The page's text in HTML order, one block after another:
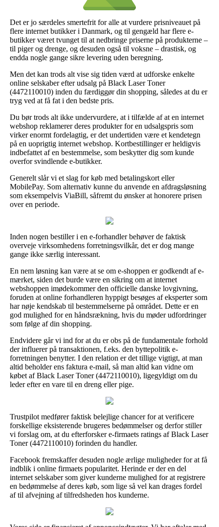
Det er jo særdeles smertefrit for alle at vurdere prisniveauet på
flere internet butikker i Danmark, og til gengæld har flere e-
butikker været tvunget til at nedbringe priserne på produkterne –
til piger og drenge, og desuden også til voksne – drastisk, og
endda nogle gange sikre levering uden beregning.
Men det kan trods alt vise sig tiden værd at udforske enkelte
online selskaber efter udsalg på Black Laser Toner
(4472110010) inden du færdiggør din shopping, således at du er
tryg ved at få fat i den bedste pris.
Du bør trods alt ikke undervurdere, at i tilfælde af at en internet
webshop reklamerer deres produkter for en udsalgspris som
virker enormt fordelagtig, er det undertiden være et kendetegn
på en uoprigtig internet webshop. Kortbestillinger er heldigvis
indbefattet af en bestemmelse, som beskytter dig som kunde
overfor svindlende e-butikker.
Generelt slår vi et slag for køb med betalingskort eller
MobilePay. Som alternativ kunne du anvende en afdragsløsning
som eksempelvis ViaBill, såfremt du ønsker at honorere prisen
over en periode.
Inden nogen bestiller i en e-forhandler behøver de faktisk
overveje virksomhedens forretningsvilkår, det er dog mange
gange ikke særlig interessant.
En nem løsning kan være at se om e-shoppen er godkendt af e-
mærket, siden det burde være en sikring om at internet
webshoppen imødekommer den officielle danske lovgivning,
foruden at online forhandleren hyppigt besøges af eksperter som
har nøje kendskab til bestemmelserne på området. Dette er en
god mulighed for en håndsrækning, hvis du møder udfordringer
som følge af din shopping.
Endvidere går vi ind for at du er obs på de fundamentale forhold
der influerer på transaktionen, f.eks. den byttepolitik e-
forretningen benytter. I den relation er det tillige vigtigt, at man
altid beholder ens faktura e-mail, så man altid kan vidne om
købet af Black Laser Toner (4472110010), ligegyldigt om du
leder efter en vare til en dreng eller pige.
Trustpilot medfører faktisk belejlige chancer for at verificere
forskellige eksisterende brugeres bedømmelser og derfor stiller
vi forslag om, at du efterforsker e-firmaets ratings af Black Laser
Toner (4472110010) forinden du handler.
Facebook fremskaffer desuden nogle ærlige muligheder for at få
indblik i online firmaets popularitet. Herinde er der en del
internet selskaber som giver kunderne mulighed for at registrere
en bedømmelse af deres køb, som lige så vel kan drages fordel
af til afvejning af tilfredsheden hos kunderne.